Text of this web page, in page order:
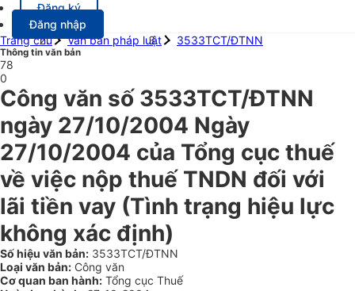
Đăng ký
Đăng nhập
Trang chủ
Văn bản pháp luật 3533TCT/ĐTNN
Thông tin văn bản
78
0
Công văn số 3533TCT/ĐTNN
ngày 27/10/2004 Ngày
27/10/2004 của Tổng cục thuế
về việc nộp thuế TNDN đối với
lãi tiền vay (Tình trạng hiệu lực
không xác định)
Số hiệu văn bản: 3533TCT/ĐTNN
Loại văn bản: Công văn
Cơ quan ban hành: Tổng cục Thuế